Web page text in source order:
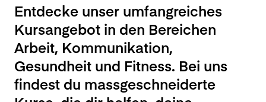
Entdecke unser umfangreiches
Kursangebot in den Bereichen
Arbeit, Kommunikation,
Gesundheit und Fitness. Bei uns
findest du massgeschneiderte